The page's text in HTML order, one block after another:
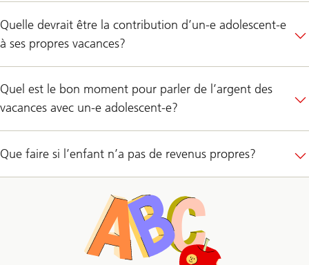
Quelle devrait être la contribution d’un-e adolescent-e
à ses propres vacances?
Quel est le bon moment pour parler de l’argent des
vacances avec un-e adolescent-e?
Que faire si l’enfant n’a pas de revenus propres?